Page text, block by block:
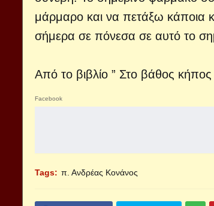
μάρμαρο και να πετάξω κάποια
σήμερα σε πόνεσα σε αυτό το
Από το βιβλίο ” Στο βάθος κήπος
Facebook
Tags: π. Ανδρέας Κονάνος